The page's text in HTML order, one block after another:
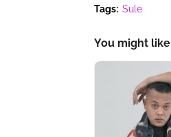
Tags: Sule
You might like